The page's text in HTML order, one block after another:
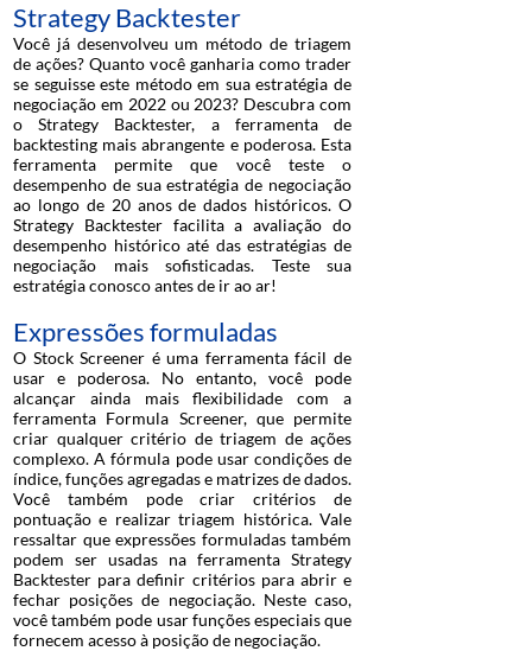
Strategy Backtester
Você já desenvolveu um método de triagem
de ações? Quanto você ganharia como trader
se seguisse este método em sua estratégia de
negociação em 2022 ou 2023? Descubra com
o Strategy Backtester, a ferramenta de
backtesting mais abrangente e poderosa. Esta
ferramenta permite que você teste o
desempenho de sua estratégia de negociação
ao longo de 20 anos de dados históricos. O
Strategy Backtester facilita a avaliação do
desempenho histórico até das estratégias de
negociação mais sofisticadas. Teste sua
estratégia conosco antes de ir ao ar!
Expressões formuladas
O Stock Screener é uma ferramenta fácil de
usar e poderosa. No entanto, você pode
alcançar ainda mais flexibilidade com a
ferramenta Formula Screener, que permite
criar qualquer critério de triagem de ações
complexo. A fórmula pode usar condições de
índice, funções agregadas e matrizes de dados.
Você também pode criar critérios de
pontuação e realizar triagem histórica. Vale
ressaltar que expressões formuladas também
podem ser usadas na ferramenta Strategy
Backtester para definir critérios para abrir e
fechar posições de negociação. Neste caso,
você também pode usar funções especiais que
fornecem acesso à posição de negociação.